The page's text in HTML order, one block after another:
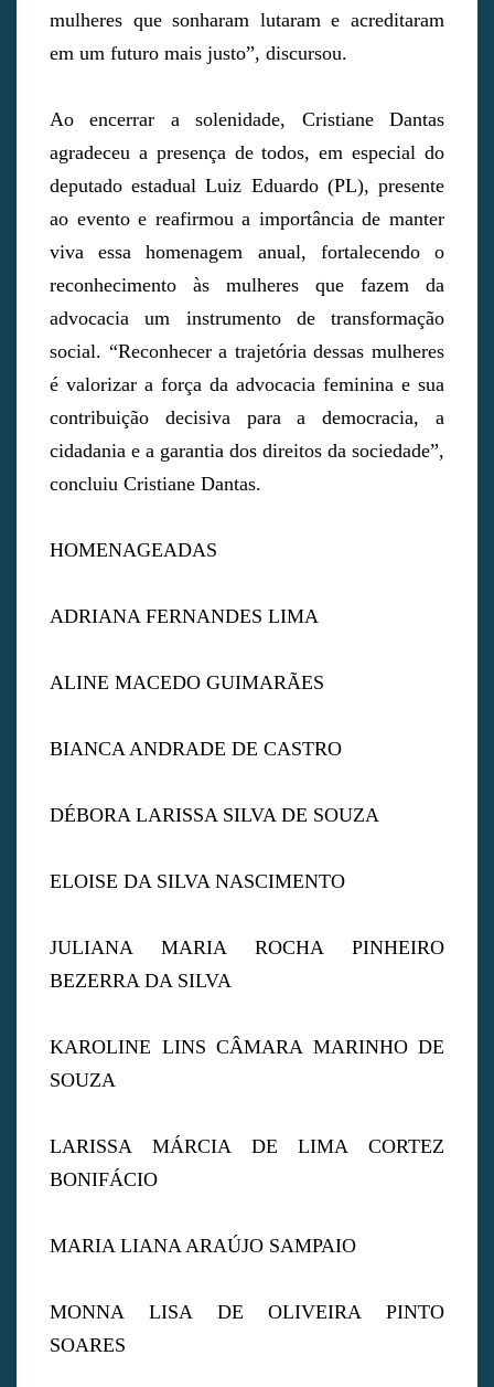
mulheres que sonharam lutaram e acreditaram
em um futuro mais justo”, discursou.
Ao encerrar a solenidade, Cristiane Dantas
agradeceu a presença de todos, em especial do
deputado estadual Luiz Eduardo (PL), presente
ao evento e reafirmou a importância de manter
viva essa homenagem anual, fortalecendo o
reconhecimento às mulheres que fazem da
advocacia um instrumento de transformação
social. “Reconhecer a trajetória dessas mulheres
é valorizar a força da advocacia feminina e sua
contribuição decisiva para a democracia, a
cidadania e a garantia dos direitos da sociedade”,
concluiu Cristiane Dantas.
HOMENAGEADAS
ADRIANA FERNANDES LIMA
ALINE MACEDO GUIMARÃES
BIANCA ANDRADE DE CASTRO
DÉBORA LARISSA SILVA DE SOUZA
ELOISE DA SILVA NASCIMENTO
JULIANA MARIA ROCHA PINHEIRO
BEZERRA DA SILVA
KAROLINE LINS CÂMARA MARINHO DE
SOUZA
LARISSA MÁRCIA DE LIMA CORTEZ
BONIFÁCIO
MARIA LIANA ARAÚJO SAMPAIO
MONNA LISA DE OLIVEIRA PINTO
SOARES